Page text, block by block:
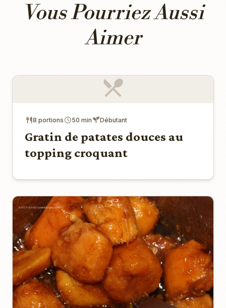
Vous Pourriez Aussi
Aimer
8 portions 50 min Débutant
Gratin de patates douces au
topping croquant